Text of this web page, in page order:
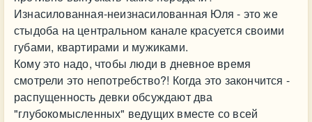
Изнасилованная-неизнасилованная Юля - это же
стыдоба на центральном канале красуется своими
губами, квартирами и мужиками.
Кому это надо, чтобы люди в дневное время
смотрели это непотребство?! Когда это закончится -
распущенность девки обсуждают два
"глубокомысленных" ведущих вместе со всей